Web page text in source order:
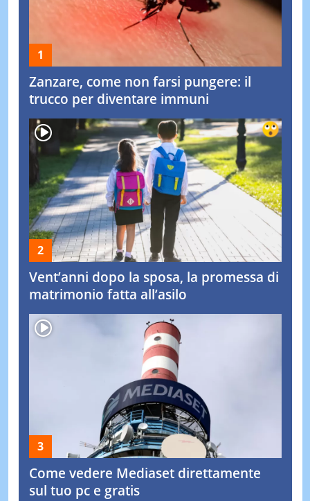
Zanzare, come non farsi pungere: il
trucco per diventare immuni
Vent’anni dopo la sposa, la promessa di
matrimonio fatta all’asilo
Come vedere Mediaset direttamente
sul tuo pc e gratis